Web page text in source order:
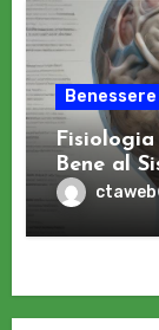
Fisiologia
Bene al
ctaweb